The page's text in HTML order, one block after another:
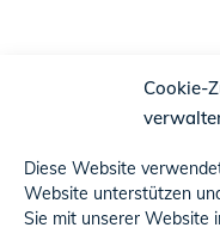
Cookie-
Diese Website
Website unterstützen
Sie mit unserer Website